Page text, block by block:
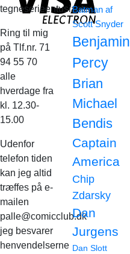
tegneserieentusiaster.
Ring til mig
på Tlf.nr. 71
94 55 70
alle
hverdage fra
kl. 12.30-
15.00
Udenfor
telefon tiden
kan jeg altid
træffes på e-
mailen
palle@comicclub.dk
jeg besvarer
henvendelserne
Batman af
Scott Snyder
Benjamin
Percy
Brian
Michael
Bendis
Captain
America
Chip
Zdarsky
Dan
Jurgens
Dan Slott